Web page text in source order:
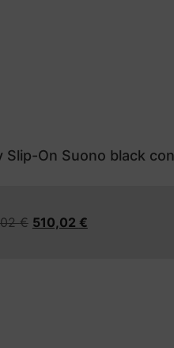
Slip-On Suono black
€ 510,02 €